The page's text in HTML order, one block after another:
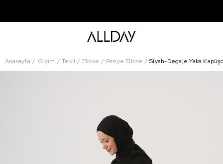
Anasayfa Giyim Tekil Elbise Penye Elbise Siyah-Degaje Yaka